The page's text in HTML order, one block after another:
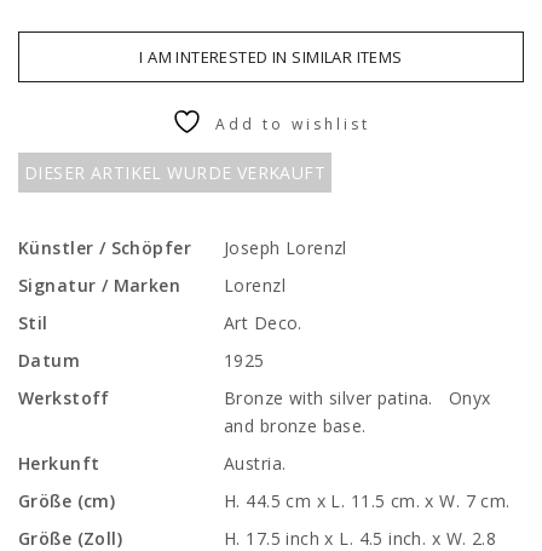
I AM INTERESTED IN SIMILAR ITEMS
DIESER ARTIKEL WURDE VERKAUFT
Add to wishlist
Künstler / Schöpfer
Joseph Lorenzl
Signatur / Marken
Lorenzl
Stil
Art Deco.
Datum
1925
Werkstoff
Bronze with silver patina. Onyx
and bronze base.
Herkunft
Austria.
Größe (cm)
H. 44.5 cm x L. 11.5 cm. x W. 7 cm.
Größe (Zoll)
H. 17.5 inch x L. 4.5 inch. x W. 2.8